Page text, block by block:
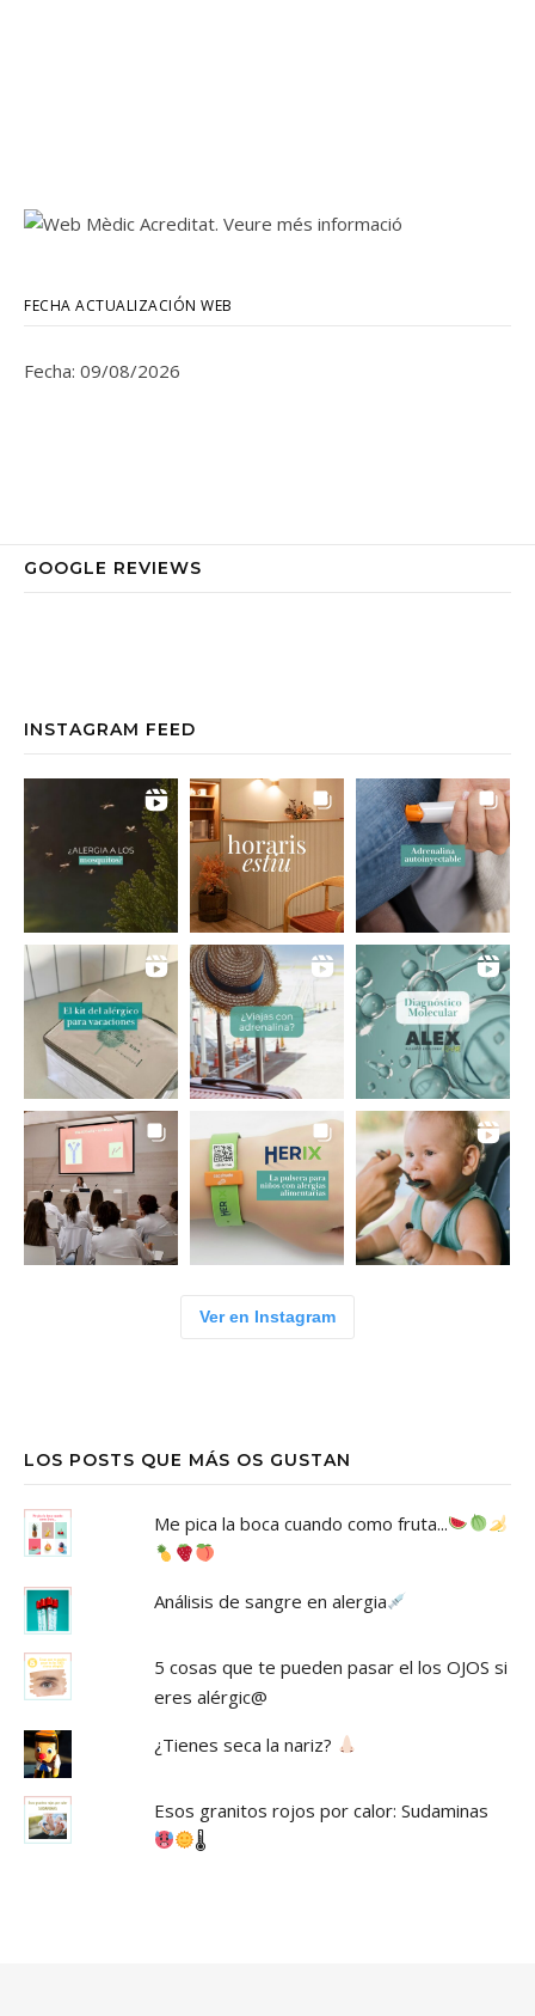
FECHA ACTUALIZACIÓN WEB
Fecha: 09/08/2026
GOOGLE REVIEWS
INSTAGRAM FEED
Ver en Instagram
LOS POSTS QUE MÁS OS GUSTAN
Me pica la boca cuando como fruta...
Análisis de sangre en alergia
5 cosas que te pueden pasar el los OJOS si
eres alérgic@
¿Tienes seca la nariz?
Esos granitos rojos por calor: Sudaminas
🌡